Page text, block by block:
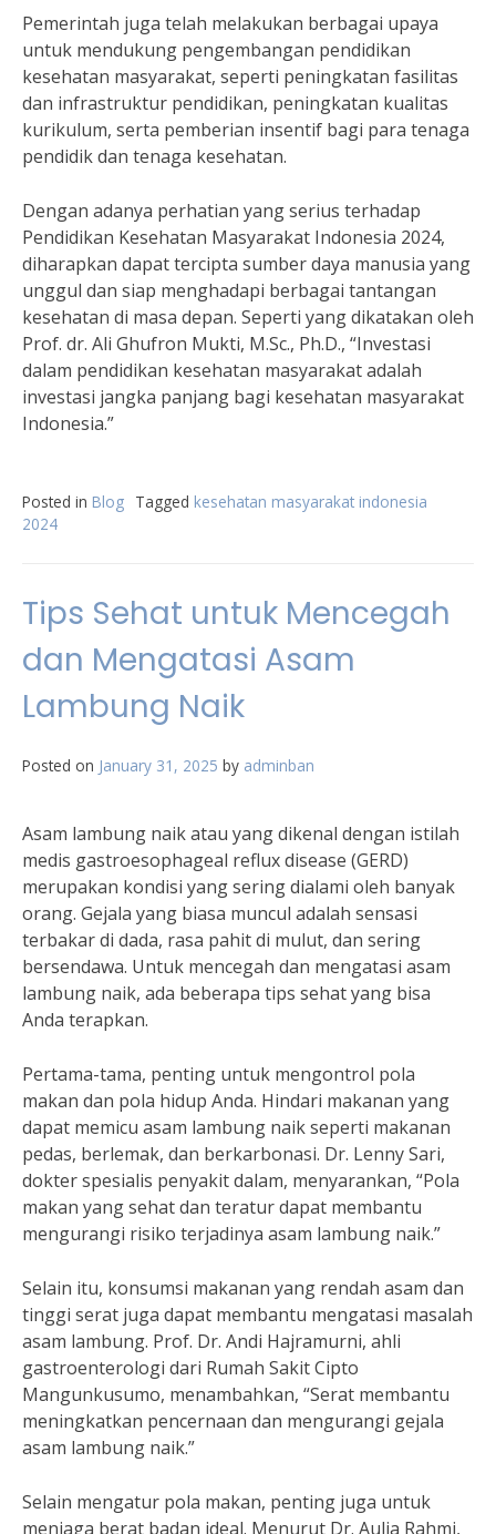
Pemerintah juga telah melakukan berbagai upaya
untuk mendukung pengembangan pendidikan
kesehatan masyarakat, seperti peningkatan fasilitas
dan infrastruktur pendidikan, peningkatan kualitas
kurikulum, serta pemberian insentif bagi para tenaga
pendidik dan tenaga kesehatan.
Dengan adanya perhatian yang serius terhadap
Pendidikan Kesehatan Masyarakat Indonesia 2024,
diharapkan dapat tercipta sumber daya manusia yang
unggul dan siap menghadapi berbagai tantangan
kesehatan di masa depan. Seperti yang dikatakan oleh
Prof. dr. Ali Ghufron Mukti, M.Sc., Ph.D., “Investasi
dalam pendidikan kesehatan masyarakat adalah
investasi jangka panjang bagi kesehatan masyarakat
Indonesia.”
Posted in Blog Tagged kesehatan masyarakat indonesia
2024
Tips Sehat untuk Mencegah
dan Mengatasi Asam
Lambung Naik
Posted on January 31, 2025 by adminban
Asam lambung naik atau yang dikenal dengan istilah
medis gastroesophageal reflux disease (GERD)
merupakan kondisi yang sering dialami oleh banyak
orang. Gejala yang biasa muncul adalah sensasi
terbakar di dada, rasa pahit di mulut, dan sering
bersendawa. Untuk mencegah dan mengatasi asam
lambung naik, ada beberapa tips sehat yang bisa
Anda terapkan.
Pertama-tama, penting untuk mengontrol pola
makan dan pola hidup Anda. Hindari makanan yang
dapat memicu asam lambung naik seperti makanan
pedas, berlemak, dan berkarbonasi. Dr. Lenny Sari,
dokter spesialis penyakit dalam, menyarankan, “Pola
makan yang sehat dan teratur dapat membantu
mengurangi risiko terjadinya asam lambung naik.”
Selain itu, konsumsi makanan yang rendah asam dan
tinggi serat juga dapat membantu mengatasi masalah
asam lambung. Prof. Dr. Andi Hajramurni, ahli
gastroenterologi dari Rumah Sakit Cipto
Mangunkusumo, menambahkan, “Serat membantu
meningkatkan pencernaan dan mengurangi gejala
asam lambung naik.”
Selain mengatur pola makan, penting juga untuk
menjaga berat badan ideal. Menurut Dr. Aulia Rahmi,